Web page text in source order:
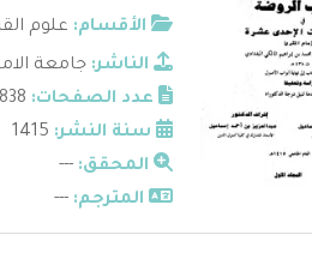
الأقسام: علوم
الناشر: جامعة
عدد الصفحات:
سنة النشر:
المحقق: ---
المترجم: ---